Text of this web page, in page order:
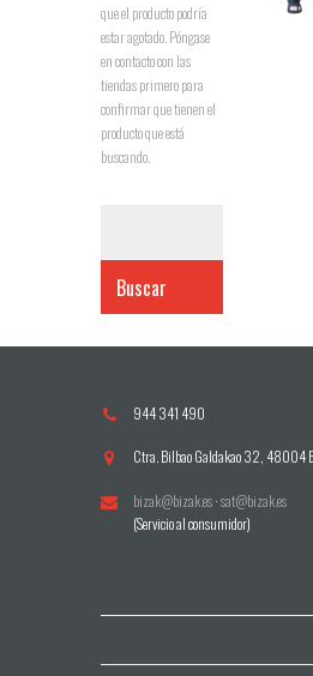
que el producto podría
estar agotado. Póngase
en contacto con las
tiendas primero para
confirmar que tienen el
producto que está
buscando.
Buscar
944 341 490
Ctra. Bilbao Galdakao 32, 48004
bizak@bizak.es·sat@bizak.es
(Servicio al consumidor)